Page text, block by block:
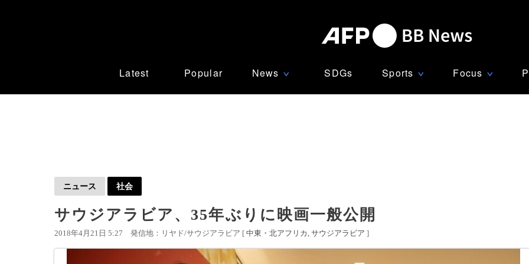
Latest Popular News ∨ SDGs Sports ∨ Focus ∨
ニュース 社会
サウジアラビア、35年ぶりに映画一般公開
2018年4月21日 5:27 発信地：リヤド/サウジアラビア [ 中東・北アフリカ サウジアラビア ]